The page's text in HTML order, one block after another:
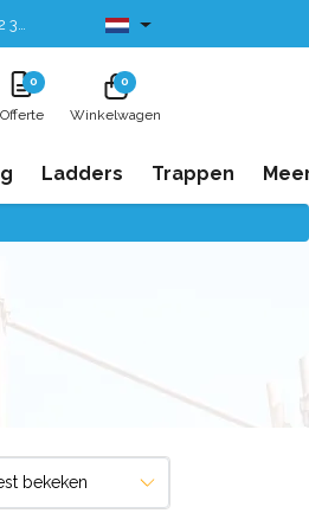
Leverbaar uit voorraad
0
Offerte
0
Winkelwagen
Ladders Trappen